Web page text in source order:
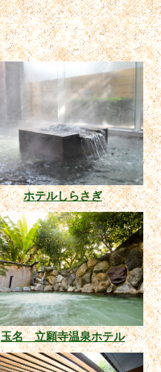
ホテルしらさぎ
玉名 立願寺温泉ホテル